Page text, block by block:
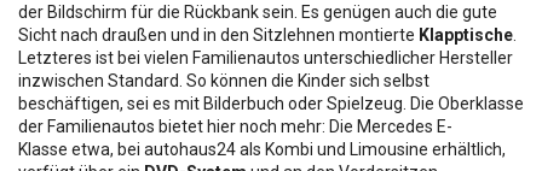
der Bildschirm für die Rückbank sein. Es genügen auch die gute
Sicht nach draußen und in den Sitzlehnen montierte Klapptische
Letzteres ist bei vielen Familienautos unterschiedlicher Hersteller
inzwischen Standard. So können die Kinder sich selbst
beschäftigen, sei es mit Bilderbuch oder Spielzeug. Die Oberklasse
der Familienautos bietet hier noch mehr: Die Mercedes E-
Klasse etwa, bei autohaus24 als Kombi und Limousine erhältlich,